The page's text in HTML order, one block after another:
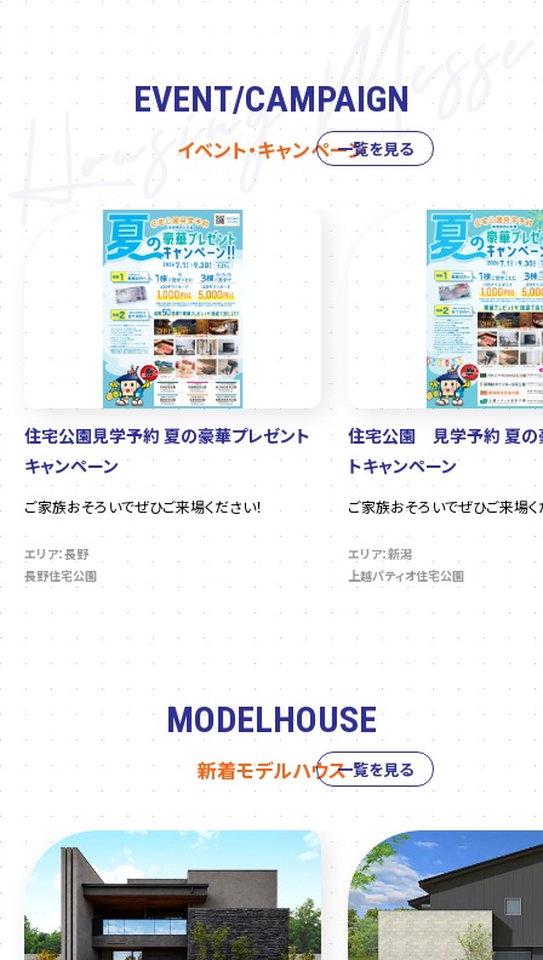
EVENT/CAMPAIGN
イベント・キャンペーン
住宅公園見学予約 夏の豪華プレゼント
キャンペーン
ご家族おそろいでぜひご来場ください！
エリア：長野
長野住宅公園
住宅公園 見学予約 夏の
トキャンペーン
ご家族おそろいでぜひご来場く
エリア：新潟
上越パティオ住宅公園
一覧を見る
MODELHOUSE
新着モデルハウス一覧を見る